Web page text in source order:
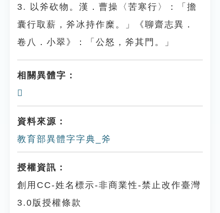
3. 以斧砍物。漢．曹操〈苦寒行〉：「擔
囊行取薪，斧冰持作糜。」《聊齋志異．
卷八．小翠》：「公怒，斧其門。」
相關異體字：
𤕑
資料來源：
教育部異體字字典_斧
授權資訊：
創用CC-姓名標示-非商業性-禁止改作臺灣
3.0版授權條款